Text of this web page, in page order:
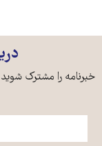
خبرنامه را مشترک شوید